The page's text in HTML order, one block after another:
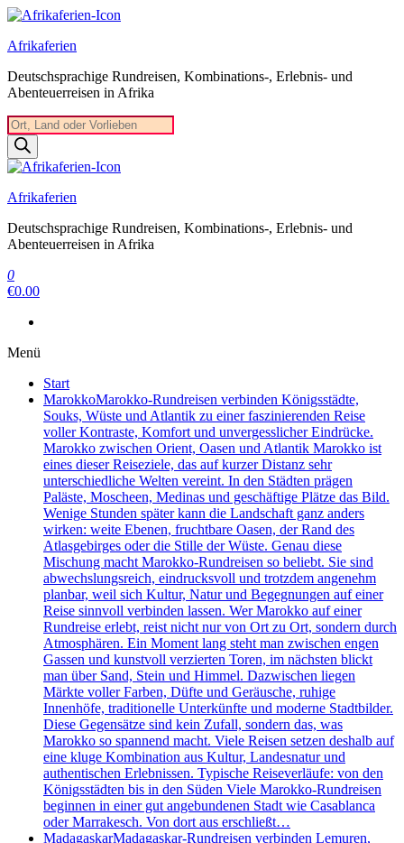
Zum
springen
Afrikaferien
Deutschsprachige Rundreisen, Kombinations-, Erlebnis- und
Abenteuerreisen in Afrika
Products
search
Afrikaferien
Deutschsprachige Rundreisen, Kombinations-, Erlebnis- und
Abenteuerreisen in Afrika
0
€0.00
Menü
Start
MarokkoMarokko-Rundreisen verbinden Königsstädte,
Souks, Wüste und Atlantik zu einer faszinierenden Reise
voller Kontraste, Komfort und unvergesslicher Eindrücke.
Marokko zwischen Orient, Oasen und Atlantik Marokko ist
eines dieser Reiseziele, das auf kurzer Distanz sehr
unterschiedliche Welten vereint. In den Städten prägen
Paläste, Moscheen, Medinas und geschäftige Plätze das Bild.
Wenige Stunden später kann die Landschaft ganz anders
wirken: weite Ebenen, fruchtbare Oasen, der Rand des
Atlasgebirges oder die Stille der Wüste. Genau diese
Mischung macht Marokko-Rundreisen so beliebt. Sie sind
abwechslungsreich, eindrucksvoll und trotzdem angenehm
planbar, weil sich Kultur, Natur und Begegnungen auf einer
Reise sinnvoll verbinden lassen. Wer Marokko auf einer
Rundreise erlebt, reist nicht nur von Ort zu Ort, sondern durch
Atmosphären. Ein Moment lang steht man zwischen engen
Gassen und kunstvoll verzierten Toren, im nächsten blickt
man über Sand, Stein und Himmel. Dazwischen liegen
Märkte voller Farben, Düfte und Geräusche, ruhige
Innenhöfe, traditionelle Unterkünfte und moderne Stadtbilder.
Diese Gegensätze sind kein Zufall, sondern das, was
Marokko so spannend macht. Viele Reisen setzen deshalb auf
eine kluge Kombination aus Kultur, Landesnatur und
authentischen Erlebnissen. Typische Reiseverläufe: von den
Königsstädten bis in den Süden Viele Marokko-Rundreisen
beginnen in einer gut angebundenen Stadt wie Casablanca
oder Marrakesch. Von dort aus erschließt…
MadagaskarMadagaskar-Rundreisen verbinden Lemuren,